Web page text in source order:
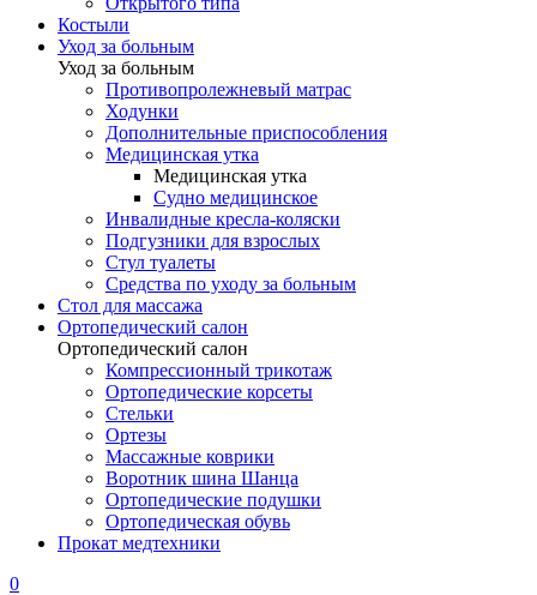
Костыли
Уход за больным
Уход за больным
Противопролежневый матрас
Ходунки
Дополнительные приспособления
Медицинская утка
Медицинская утка
Судно медицинское
Инвалидные кресла-коляски
Подгузники для взрослых
Стул туалеты
Средства по уходу за больным
Cтол для массажа
Ортопедический салон
Ортопедический салон
Компрессионный трикотаж
Ортопедические корсеты
Стельки
Ортезы
Массажные коврики
Воротник шина Шанца
Ортопедические подушки
Ортопедическая обувь
Прокат медтехники
0